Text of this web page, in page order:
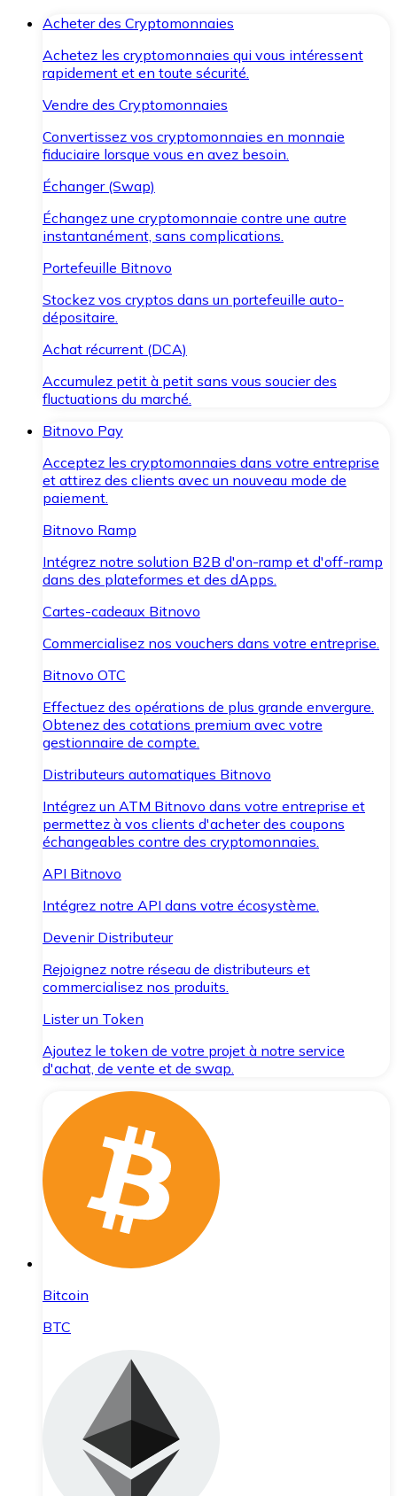
Acheter des Cryptomonnaies
Achetez les cryptomonnaies qui vous intéressent
rapidement et en toute sécurité.
Vendre des Cryptomonnaies
Convertissez vos cryptomonnaies en monnaie
fiduciaire lorsque vous en avez besoin.
Échanger (Swap)
Échangez une cryptomonnaie contre une autre
instantanément, sans complications.
Portefeuille Bitnovo
Stockez vos cryptos dans un portefeuille auto-
dépositaire.
Achat récurrent (DCA)
Accumulez petit à petit sans vous soucier des
fluctuations du marché.
Bitnovo Pay
Acceptez les cryptomonnaies dans votre entreprise
et attirez des clients avec un nouveau mode de
paiement.
Bitnovo Ramp
Intégrez notre solution B2B d'on-ramp et d'off-ramp
dans des plateformes et des dApps.
Cartes-cadeaux Bitnovo
Commercialisez nos vouchers dans votre entreprise.
Bitnovo OTC
Effectuez des opérations de plus grande envergure.
Obtenez des cotations premium avec votre
gestionnaire de compte.
Distributeurs automatiques Bitnovo
Intégrez un ATM Bitnovo dans votre entreprise et
permettez à vos clients d'acheter des coupons
échangeables contre des cryptomonnaies.
API Bitnovo
Intégrez notre API dans votre écosystème.
Devenir Distributeur
Rejoignez notre réseau de distributeurs et
commercialisez nos produits.
Lister un Token
Ajoutez le token de votre projet à notre service
d'achat, de vente et de swap.
Bitcoin
BTC